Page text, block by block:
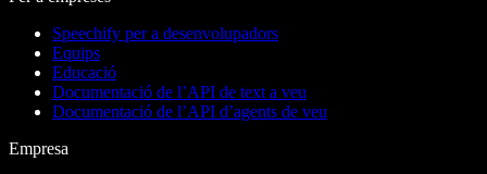
Speechify per a desenvolupadors
Equips
Educació
Documentació de l’API de text a veu
Documentació de l’API d’agents de veu
Empresa